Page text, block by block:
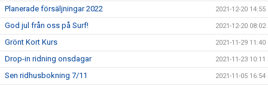
Planerade försäljningar 2022 2021-12-20 14:55
God jul från oss på Surf! 2021-12-20 08:02
Grönt Kort Kurs 2021-11-29 11:40
Drop-in ridning onsdagar 2021-11-23 10:11
Sen ridhusbokning 7/11 2021-11-05 16:54